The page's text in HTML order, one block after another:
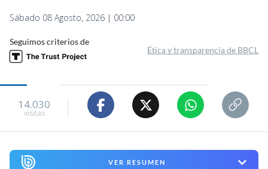
Sábado 08 Agosto, 2026 | 00:00
Seguimos criterios de
Ética y transparencia de BBCL
14.030
visitas
VER RESUMEN